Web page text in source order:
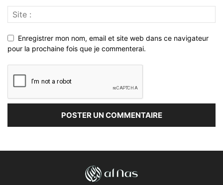
Enregistrer mon nom, email et site web dans ce navigateur
pour la prochaine fois que je commenterai.